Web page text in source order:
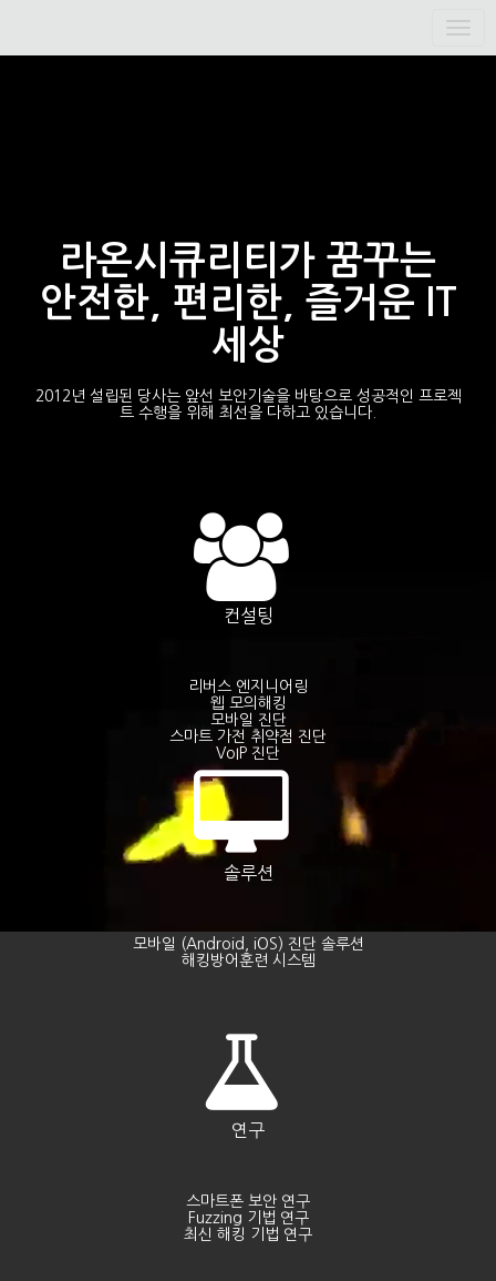
라온시큐리티가 꿈꾸는
안전한, 편리한, 즐거운 IT
세상
2012년 설립된 당사는 앞선 보안기술을 바탕으로 성공적인 프로젝
트 수행을 위해 최선을 다하고 있습니다.
컨설팅
리버스 엔지니어링
웹 모의해킹
모바일 진단
스마트 가전 취약점 진단
VoIP 진단
솔루션
모바일 (Android, iOS) 진단 솔루션
해킹방어훈련 시스템
연구
스마트폰 보안 연구
Fuzzing 기법 연구
최신 해킹 기법 연구